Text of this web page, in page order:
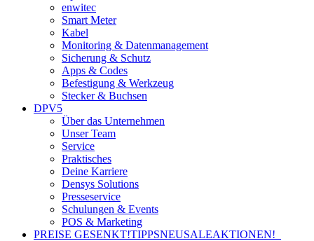
enwitec
Smart Meter
Kabel
Monitoring & Datenmanagement
Sicherung & Schutz
Apps & Codes
Befestigung & Werkzeug
Stecker & Buchsen
DPV5
Über das Unternehmen
Unser Team
Service
Praktisches
Deine Karriere
Densys Solutions
Presseservice
Schulungen & Events
POS & Marketing
PREISE GESENKT!TIPPSNEUSALEAKTIONEN!